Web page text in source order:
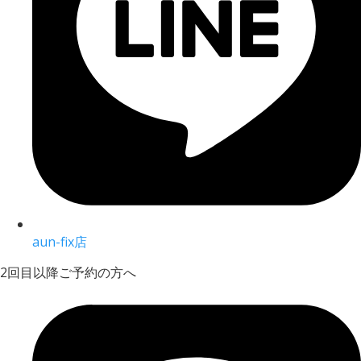
aun-fix店
2回目以降ご予約の方へ